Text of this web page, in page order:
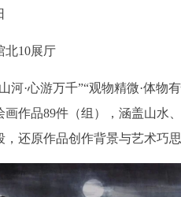
北10展厅
河·心游万千”“观物精微·体
作品89件（组），涵盖山水
还原作品创作背景与艺术巧